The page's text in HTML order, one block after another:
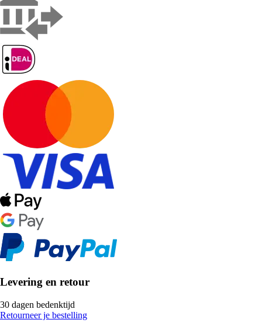
Levering en retour
30 dagen bedenktijd
Retourneer je bestelling